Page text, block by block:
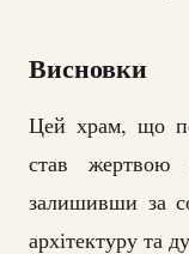
Висновки
Цей храм, що
став жертвою
залишивши за
архітектуру та